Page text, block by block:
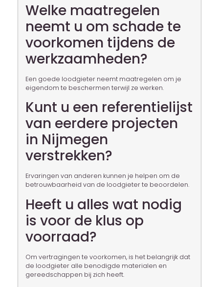
Welke maatregelen
neemt u om schade te
voorkomen tijdens de
werkzaamheden?
Een goede loodgieter neemt maatregelen om je
eigendom te beschermen terwijl ze werken.
Kunt u een referentielijst
van eerdere projecten
in Nijmegen
verstrekken?
Ervaringen van anderen kunnen je helpen om de
betrouwbaarheid van de loodgieter te beoordelen.
Heeft u alles wat nodig
is voor de klus op
voorraad?
Om vertragingen te voorkomen, is het belangrijk dat
de loodgieter alle benodigde materialen en
gereedschappen bij zich heeft.